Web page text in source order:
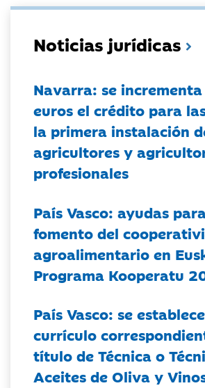
Noticias jurídicas
Navarra: se
euros el crédito para
la primera instalación
agricultores y
profesionales
País Vasco: ayudas
fomento del
agroalimentario en
Programa Kooperatu
País Vasco: se
currículo
título de Técnica o
Aceites de Oliva y